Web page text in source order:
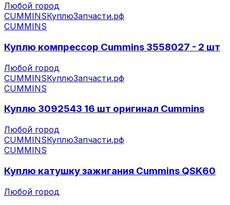
Любой город
CUMMINSКуплюЗапчасти.рф
CUMMINS
Куплю компрессор Cummins 3558027 - 2 шт
Любой город
CUMMINSКуплюЗапчасти.рф
CUMMINS
Куплю 3092543 16 шт оригинал Cummins
Любой город
CUMMINSКуплюЗапчасти.рф
CUMMINS
Куплю катушку зажигания Cummins QSK60
Любой город